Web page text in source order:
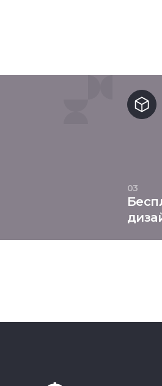
03